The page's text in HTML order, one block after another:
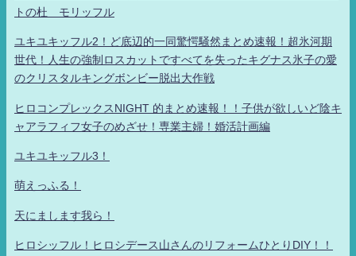
トの杜 モリッフル
ユキユキッフル2！ど底辺的一同驚愕騒然まとめ速報！超氷河期
世代！人生の強制ロスカットですべてを失ったキグナス氷子の愛
のクリスタルキングボンビー脱出大作戦
ヒロコンプレックスNIGHT 的まとめ速報！！子供が欲しいど陰キ
ャアラフィフ女子のめざせ！専業主婦！婚活計画編
ユキユキッフル3！
萌えっふる！
天にまします我ら！
ヒロシッフル！ヒロシデース山さんのリフォームひとりDIY！！